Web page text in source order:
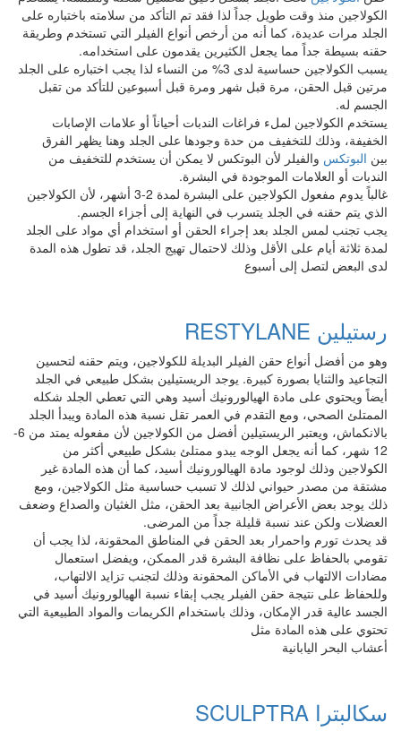
الكولاجين منذ وقت طويل جداً لذا فقد تم التأكد من سلامته باختباره على
الجلد مرات عديدة، كما أنه من أرخص أنواع الفيلر التي تستخدم وطريقة
حقنه بسيطة جداً مما يجعل الكثيرين يقدمون على استخدامه.
يسبب الكولاجين حساسية لدى 3% من النساء لذا يجب اختباره على الجلد
مرتين قبل الحقن، مرة قبل شهر ومرة قبل أسبوعين للتأكد من تقبل
الجسم له.
يستخدم الكولاجين لملء فراغات الندبات أحياناً أو علامات الإصابات
الخفيفة، وذلك للتخفيف من حدة وجودها على الجلد وهنا يظهر الفرق
بين البوتكس والفيلر لأن البوتكس لا يمكن أن يستخدم للتخفيف من
الندبات أو العلامات الموجودة في البشرة.
غالباً يدوم مفعول الكولاجين على البشرة لمدة 2-3 أشهر، لأن الكولاجين
الذي يتم حقنه في الجلد يتسرب في النهاية إلى أجزاء الجسم.
يجب تجنب لمس الجلد بعد إجراء الحقن أو استخدام أي مواد على الجلد
لمدة ثلاثة أيام على الأقل وذلك لاحتمال تهيج الجلد، قد تطول هذه المدة
لدى البعض لتصل إلى أسبوع
رستيلين RESTYLANE
وهو من أفضل أنواع حقن الفيلر البديلة للكولاجين، ويتم حقنه لتحسين
التجاعيد والثنايا بصورة كبيرة. يوجد الريستيلين بشكل طبيعي في الجلد
أيضاً ويحتوي على مادة الهيالورونيك أسيد وهي التي تعطي الجلد شكله
الممتلئ الصحي، ومع التقدم في العمر تقل نسبة هذه المادة ويبدأ الجلد
بالانكماش، ويعتبر الريستيلين أفضل من الكولاجين ﻷن مفعوله يمتد من 6-
12 شهر، كما أنه يجعل الوجه يبدو ممتلئ بشكل طبيعي أكثر من
الكولاجين وذلك لوجود مادة الهيالورونيك أسيد، كما أن هذه المادة غير
مشتقة من مصدر حيواني لذلك لا تسبب حساسية مثل الكولاجين، ومع
ذلك يوجد بعض الأعراض الجانبية بعد الحقن، مثل الغثيان والصداع وضعف
العضلات ولكن عند نسبة قليلة جداً من المرضى.
قد يحدث تورم واحمرار بعد الحقن في المناطق المحقونة، لذا يجب أن
تقومي بالحفاظ على نظافة البشرة قدر الممكن، ويفضل استعمال
مضادات الالتهاب في الأماكن المحقونة وذلك لتجنب تزايد الالتهاب،
وللحفاظ على نتيجة حقن الفيلر يجب إبقاء نسبة الهيالورونيك أسيد في
الجسد عالية قدر الإمكان، وذلك باستخدام الكريمات والمواد الطبيعية التي
تحتوي على هذه المادة مثل
أعشاب البحر اليابانية
سكالبترا SCULPTRA